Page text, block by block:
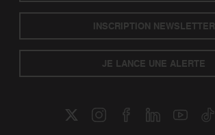
INSCRIPTION NEWSLETTER
JE LANCE UNE ALERTE